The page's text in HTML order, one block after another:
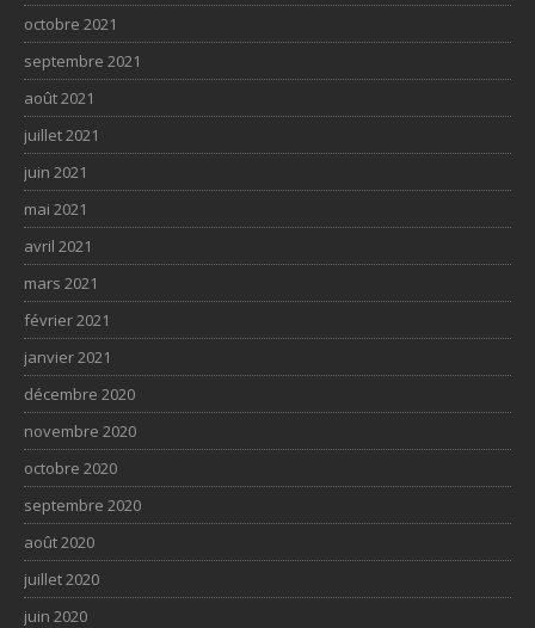
octobre 2021
septembre 2021
août 2021
juillet 2021
juin 2021
mai 2021
avril 2021
mars 2021
février 2021
janvier 2021
décembre 2020
novembre 2020
octobre 2020
septembre 2020
août 2020
juillet 2020
juin 2020